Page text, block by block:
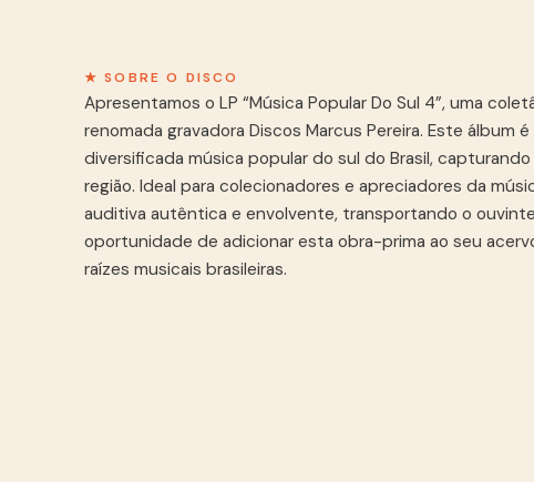
★ SOBRE O DISCO
Apresentamos o LP “Música Popular Do Sul 4”, uma
renomada gravadora Discos Marcus Pereira. Este álbum
diversificada música popular do sul do Brasil,
região. Ideal para colecionadores e apreciadores da
auditiva autêntica e envolvente, transportando o
oportunidade de adicionar esta obra-prima ao seu
raízes musicais brasileiras.